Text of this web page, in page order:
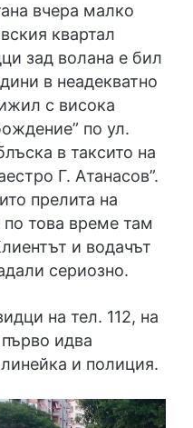
вчера малко
квартал
зад волана е бил
в неадекватно
с висока
по ул.
в таксито на
Г. Атанасов”.
прелита на
това време там
и водачът
сериозно.
на тел. 112, на
идва
и полиция.